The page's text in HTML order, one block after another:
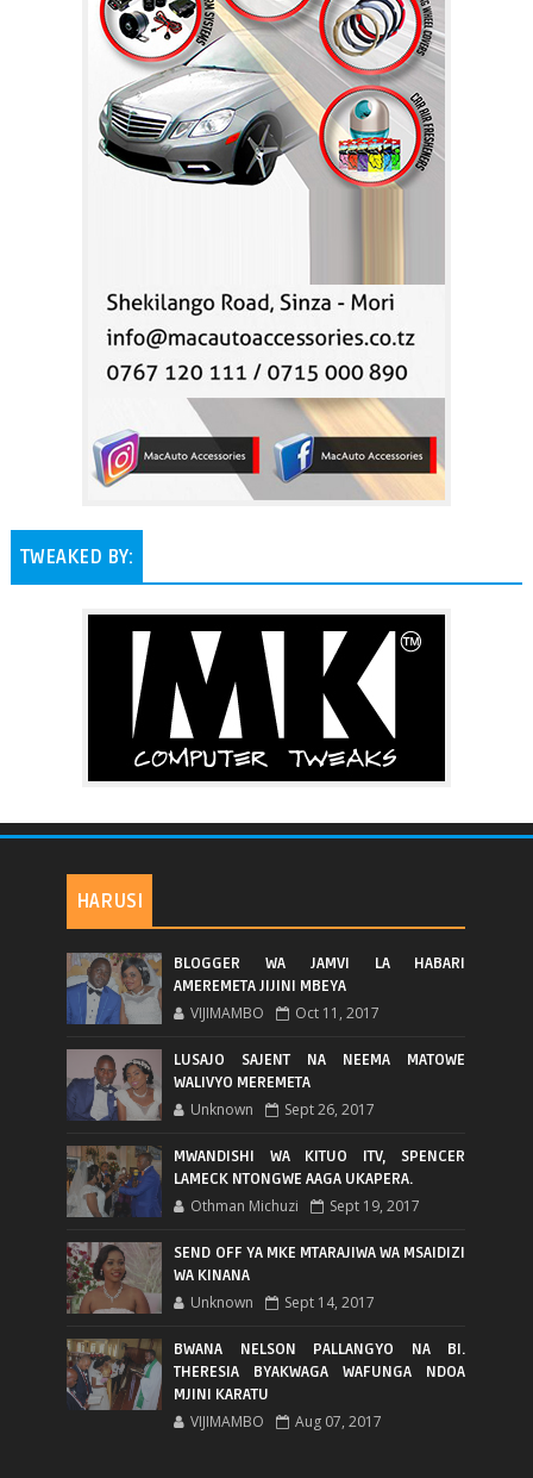
TWEAKED BY:
HARUSI
BLOGGER WA JAMVI LA HABARI
AMEREMETA JIJINI MBEYA
VIJIMAMBO Oct 11, 2017
LUSAJO SAJENT NA NEEMA MATOWE
WALIVYO MEREMETA
Unknown Sept 26, 2017
MWANDISHI WA KITUO ITV, SPENCER
LAMECK NTONGWE AAGA UKAPERA.
Othman Michuzi Sept 19, 2017
SEND OFF YA MKE MTARAJIWA WA MSAIDIZI
WA KINANA
Unknown Sept 14, 2017
BWANA NELSON PALLANGYO NA BI.
THERESIA BYAKWAGA WAFUNGA NDOA
MJINI KARATU
VIJIMAMBO Aug 07, 2017